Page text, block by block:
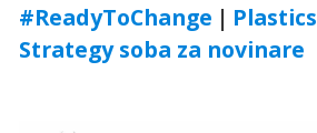
to
Content
#ReadyToChange | Plastics
Strategy soba za novinare